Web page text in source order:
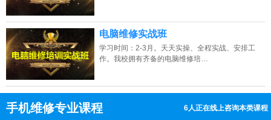
电脑维修实战班
学习时间：2-3月。天天实操、全程实战、安排工
作。我校拥有齐备的电脑维修培…
手机维修专业课程 5人正在线上咨询本类课程